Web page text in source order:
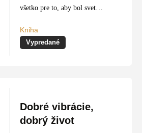
všetko pre to, aby bol svet
nespokojný, práca, ktorú robí,
mu berie radosť zo…
Kniha
Vypredané
Dobré vibrácie,
dobrý život